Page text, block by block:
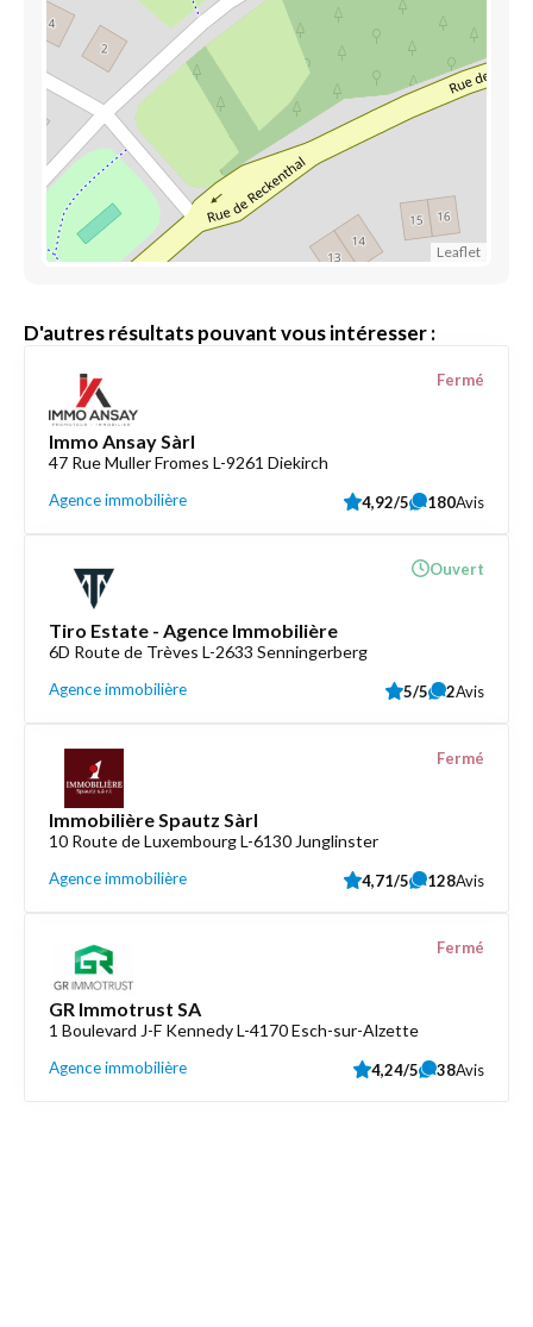
Leaflet
D'autres résultats pouvant vous intéresser :
Immo Ansay Sàrl
47 Rue Muller Fromes L-9261 Diekirch
Agence immobilière
Fermé
4,92/5 180Avis
Tiro Estate - Agence Immobilière
6D Route de Trèves L-2633 Senningerberg
Agence immobilière
Ouvert
5/5 2Avis
Immobilière Spautz Sàrl
10 Route de Luxembourg L-6130 Junglinster
Agence immobilière
Fermé
4,71/5 128Avis
GR Immotrust SA
1 Boulevard J-F Kennedy L-4170 Esch-sur-Alzette
Agence immobilière
Fermé
4,24/5 38Avis